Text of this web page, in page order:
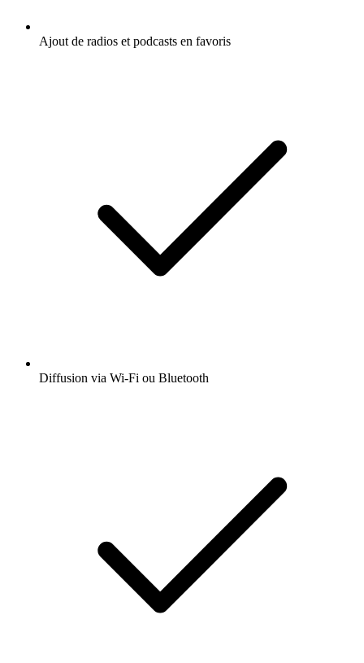
Ajout de radios et podcasts en favoris
Diffusion via Wi-Fi ou Bluetooth